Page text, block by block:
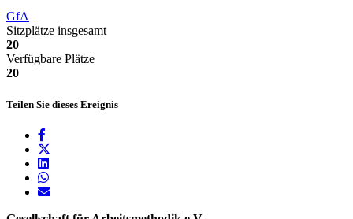
GfA
Sitzplätze insgesamt
20
Verfügbare Plätze
20
Teilen Sie dieses Ereignis